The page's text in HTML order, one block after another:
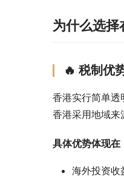
为什么选择
🔥 税制优
香港实行简单
香港采用地域来
具体优势体现在
海外投资收